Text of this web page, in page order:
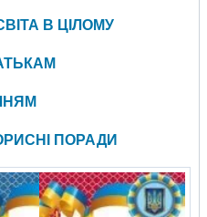
В ЦІЛОМУ
ПОРАДИ